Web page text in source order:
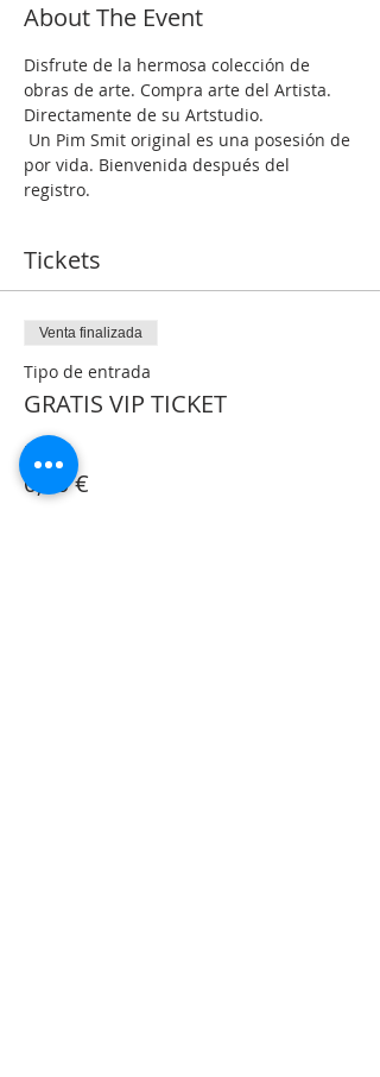
About The Event
Disfrute de la hermosa colección de
obras de arte. Compra arte del Artista.
Directamente de su Artstudio.
por vida. Bienvenida después del
registro.
Tickets
Venta finalizada
Tipo de entrada
GRATIS VIP TICKET
Precio
0,00 €